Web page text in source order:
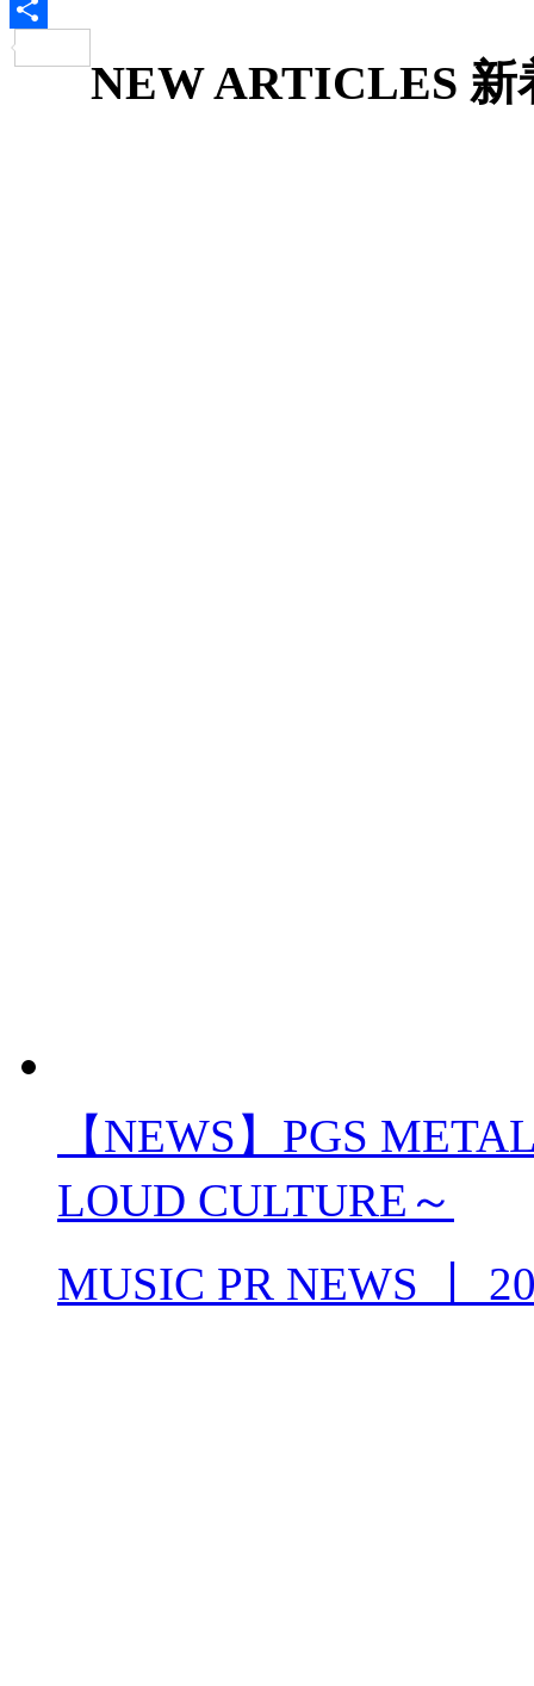
Email
有
NEW ARTICLES 新
【NEWS】PGS
LOUD CULTURE～
MUSIC PR NEWS